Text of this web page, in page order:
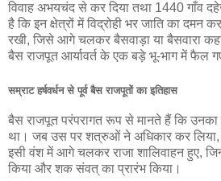
विवाह अभयचंद से कर दिया तथा 1440 गाँव
है कि इन क्षेत्रों में विद्रोही भर जाति का दमन
रखी, जिसे आगे चलकर बैसवाड़ा या बैसवारा
बैस राजपूत आर्यावर्त के एक बड़े भू-भाग में फैल
सम्राट हर्षवर्धन से पूर्व बैस राजपूतों का इतिहास
बैस राजपूत परंपरागत रूप से मानते हैं कि उनका
था। जब उस पर शत्रुओं ने अधिकार कर लिया,
इसी वंश में आगे चलकर राजा शालिवाहन हुए,
किया और शक संवत् का प्रारंभ किया।